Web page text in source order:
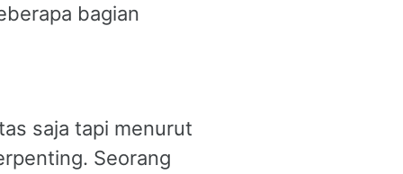
bagian
saja tapi menurut
Seorang